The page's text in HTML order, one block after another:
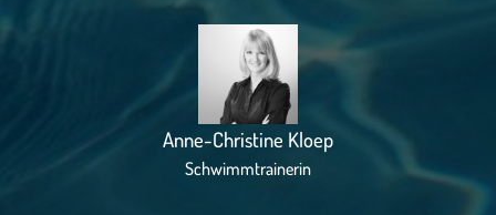
Anne-Christine Kloep
Schwimmtrainerin